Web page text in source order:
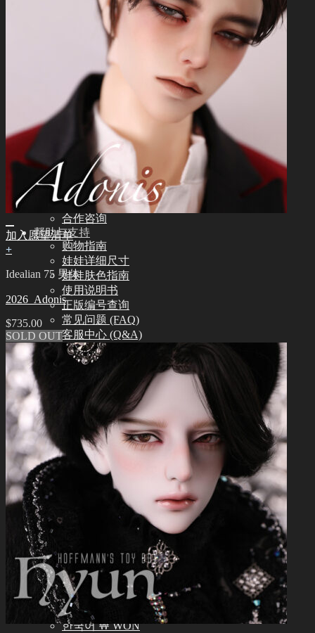
其他配饰品
娃娃支架ㆍ棉包
组装工具
化妆工具
修正工具
眼睫毛
社区
新闻ㆍ公告
Idealian 博客
SOOM艺术功劳者
Idealian 造型杂志
关于我们
合作咨询
帮助与支持
购物指南
娃娃详细尺寸
娃娃肤色指南
使用说明书
正版编号查询
常见问题 (FAQ)
客服中心 (Q&A)
THE GEM
English $ USD
日本語 ￥ JPY
中文 $ USD
한국어 ￦ WON
NEO ANGELREGION
English $ USD
日本語 ￥ JPY
中文 $ USD
한국어 ￦ WON
IDEALIAN
English $ USD
日本語 ￥ JPY
ROSETTE
English $ USD
English € EUR
日本語 ￥ JPY
中文 $ USD
한국어 ￦ WON
加入愿望清单
+
Idealian 75 男体
2026_Adonis
$735.00
SOLD OUT